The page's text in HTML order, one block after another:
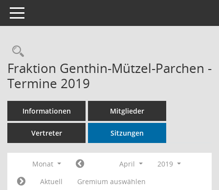
Toggle navigation
Rechercheauswahl
Fraktion Genthin-Mützel-Parchen -
Termine 2019
Informationen Mitglieder
Vertreter Sitzungen
Monat April
2019
Aktuell
Gremium auswählen